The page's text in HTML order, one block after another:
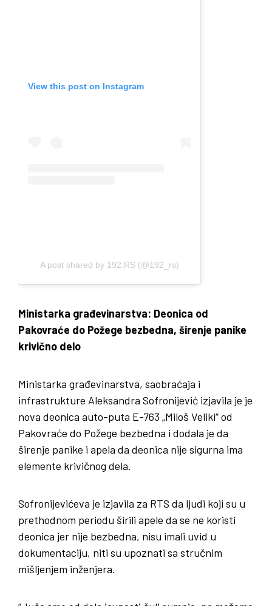
View this post on Instagram
A post shared by 192.RS (@192_rs)
Ministarka građevinarstva: Deonica od
Pakovraće do Požege bezbedna, širenje panike
krivično delo
Ministarka građevinarstva, saobraćaja i
infrastrukture Aleksandra Sofronijević izjavila je je
nova deonica auto-puta E-763 „Miloš Veliki“ od
Pakovraće do Požege bezbedna i dodala je da
širenje panike i apela da deonica nije sigurna ima
elemente krivičnog dela.
Sofronijevićeva je izjavila za RTS da ljudi koji su u
prethodnom periodu širili apele da se ne koristi
deonica jer nije bezbedna, nisu imali uvid u
dokumentaciju, niti su upoznati sa stručnim
mišljenjem inženjera.